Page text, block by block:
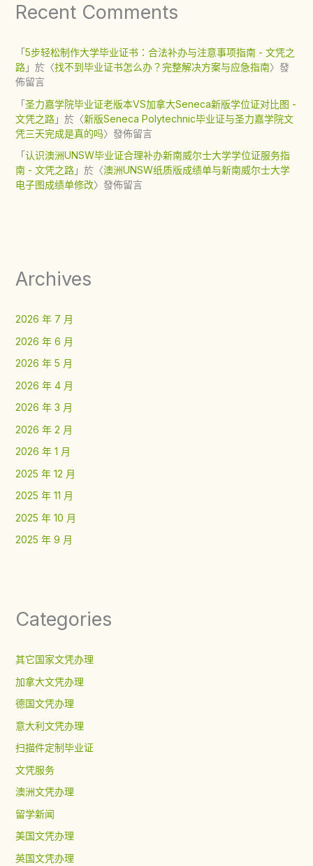
Recent Comments
「5步轻松制作大学毕业证书：合法补办与注意事项指南 - 文凭之
路」於〈找不到毕业证书怎么办？完整解决方案与应急指南〉發
佈留言
「圣力嘉学院毕业证老版本VS加拿大Seneca新版学位证对比图 -
文凭之路」於〈新版Seneca Polytechnic毕业证与圣力嘉学院文
凭三天完成是真的吗〉發佈留言
「认识澳洲UNSW毕业证合理补办新南威尔士大学学位证服务指
南 - 文凭之路」於〈澳洲UNSW纸质版成绩单与新南威尔士大学
电子图成绩单修改〉發佈留言
Archives
2026 年 7 月
2026 年 6 月
2026 年 5 月
2026 年 4 月
2026 年 3 月
2026 年 2 月
2026 年 1 月
2025 年 12 月
2025 年 11 月
2025 年 10 月
2025 年 9 月
Categories
其它国家文凭办理
加拿大文凭办理
德国文凭办理
意大利文凭办理
扫描件定制毕业证
文凭服务
澳洲文凭办理
留学新闻
美国文凭办理
英国文凭办理